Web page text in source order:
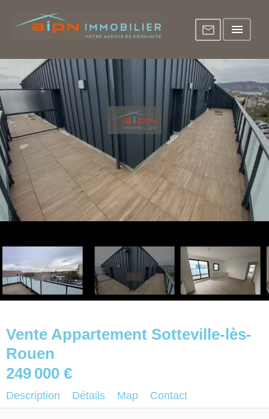
Vente Appartement Sotteville-lès-
Rouen
249 000 €
Description Détails Map Contact